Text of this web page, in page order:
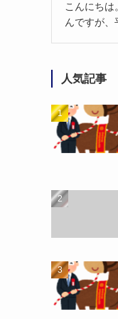
こんにち
んですが、
人気記事